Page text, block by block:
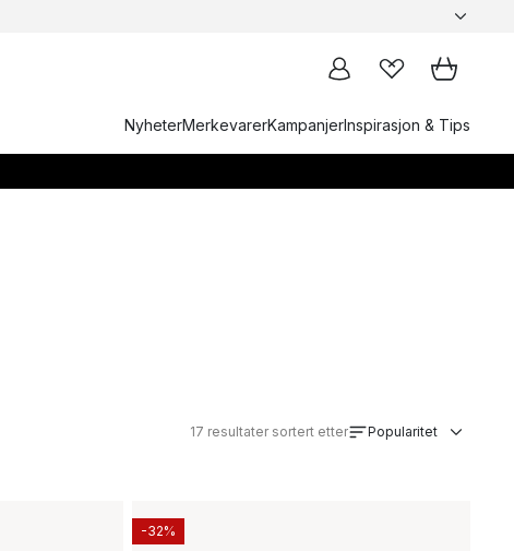
NyheterMerkevarerKampanjerInspirasjon & Tips
17 resultater sortert etter Popularitet
-32%